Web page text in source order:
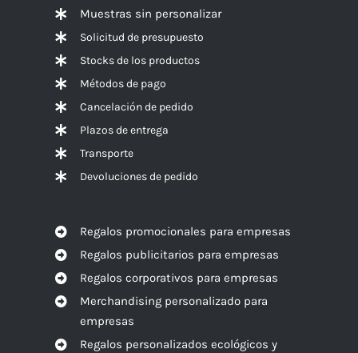
Muestras sin personalizar
Solicitud de presupuesto
Stocks de los productos
Métodos de pago
Cancelación de pedido
Plazos de entrega
Transporte
Devoluciones de pedido
Regalos promocionales para empresas
Regalos publicitarios para empresas
Regalos corporativos para empresas
Merchandising personalizado para
empresas
Regalos personalizados ecológicos y